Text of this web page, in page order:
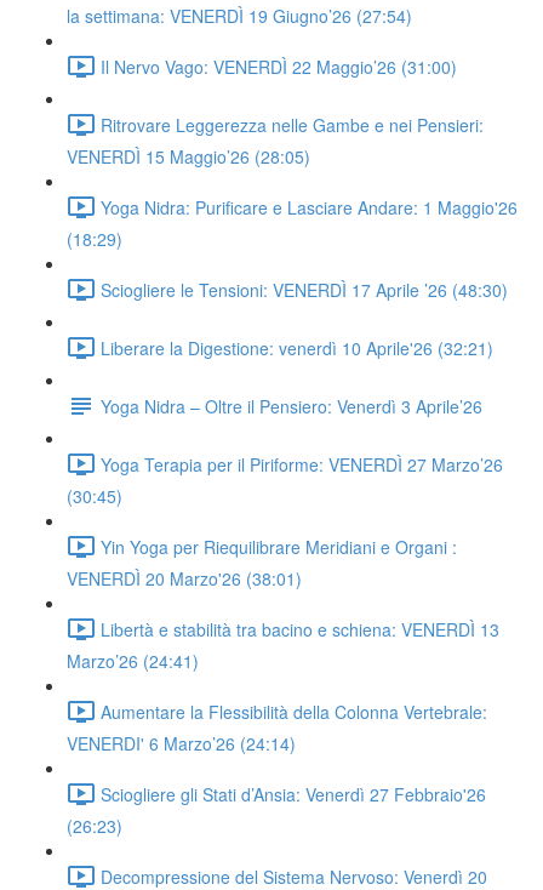
la settimana: VENERDÌ 19 Giugno’26 (27:54)
Il Nervo Vago: VENERDÌ 22 Maggio’26 (31:00)
Ritrovare Leggerezza nelle Gambe e nei Pensieri:
VENERDÌ 15 Maggio’26 (28:05)
Yoga Nidra: Purificare e Lasciare Andare: 1 Maggio'26
(18:29)
Sciogliere le Tensioni: VENERDÌ 17 Aprile ’26 (48:30)
Liberare la Digestione: venerdì 10 Aprile'26 (32:21)
Yoga Nidra – Oltre il Pensiero: Venerdì 3 Aprile’26
Yoga Terapia per il Piriforme: VENERDÌ 27 Marzo’26
(30:45)
Yin Yoga per Riequilibrare Meridiani e Organi :
VENERDÌ 20 Marzo'26 (38:01)
Libertà e stabilità tra bacino e schiena: VENERDÌ 13
Marzo’26 (24:41)
Aumentare la Flessibilità della Colonna Vertebrale:
VENERDI' 6 Marzo’26 (24:14)
Sciogliere gli Stati d’Ansia: Venerdì 27 Febbraio'26
(26:23)
Decompressione del Sistema Nervoso: Venerdì 20